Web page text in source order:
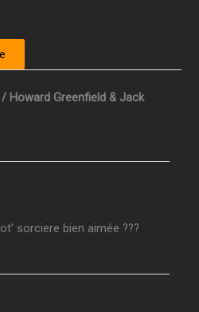
Howard Greenfield & Jack
sorciere bien aimée ???